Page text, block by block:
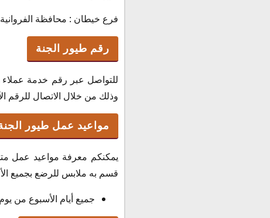
فرع خيطان : محافظة الفروانية
رقم طيور الجنة
للتواصل عبر رقم خدمة
وذلك من خلال الاتصال للرقم الآتي وهو :
مواعيد عمل طيور
يمكنكم معرفة مواعيد عمل
قسم به ملابس للرضع بجميع
جميع أيام الأسبوع من يوم السبت